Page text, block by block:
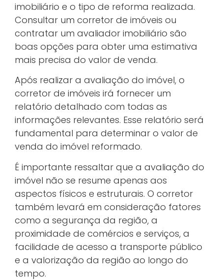
imobiliário e o tipo de reforma realizada.
Consultar um corretor de imóveis ou
contratar um avaliador imobiliário são
boas opções para obter uma estimativa
mais precisa do valor de venda.
Após realizar a avaliação do imóvel, o
corretor de imóveis irá fornecer um
relatório detalhado com todas as
informações relevantes. Esse relatório será
fundamental para determinar o valor de
venda do imóvel reformado.
É importante ressaltar que a avaliação do
imóvel não se resume apenas aos
aspectos físicos e estruturais. O corretor
também levará em consideração fatores
como a segurança da região, a
proximidade de comércios e serviços, a
facilidade de acesso a transporte público
e a valorização da região ao longo do
tempo.